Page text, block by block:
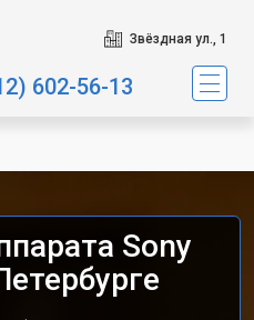
Звёздная ул., 1
602-56-13
Sony